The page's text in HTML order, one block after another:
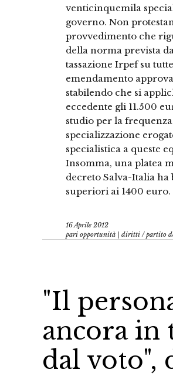
venticinquemila
governo. Non
provvedimento che
della norma prevista
tassazione Irpef su
emendamento
stabilendo che si
eccedente gli 11.500
studio per la
specializzazione
specialistica a queste
Insomma, una platea
decreto Salva-Italia ha
superiori ai 1400 euro.
16 Aprile 2012
pari opportunità | diritti /partito
"Il
ancora in
dal voto",